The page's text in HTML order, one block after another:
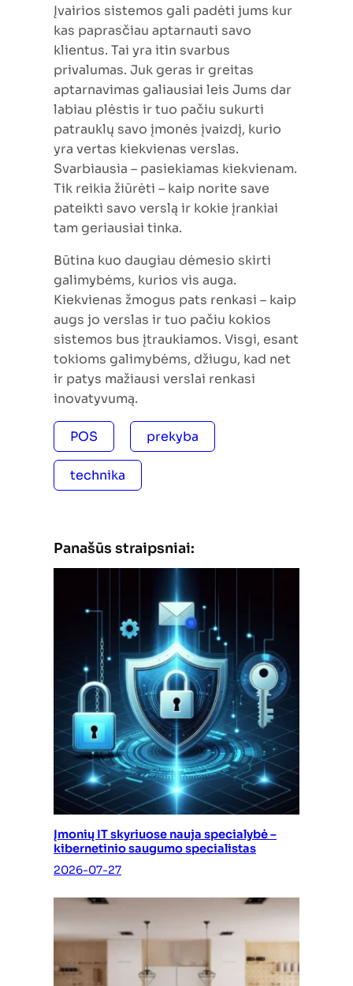
Įvairios sistemos gali padėti jums kur
kas paprasčiau aptarnauti savo
klientus. Tai yra itin svarbus
privalumas. Juk geras ir greitas
aptarnavimas galiausiai leis Jums dar
labiau plėstis ir tuo pačiu sukurti
patrauklų savo įmonės įvaizdį, kurio
yra vertas kiekvienas verslas.
Svarbiausia – pasiekiamas kiekvienam.
Tik reikia žiūrėti – kaip norite save
pateikti savo verslą ir kokie įrankiai
tam geriausiai tinka.
Būtina kuo daugiau dėmesio skirti
galimybėms, kurios vis auga.
Kiekvienas žmogus pats renkasi – kaip
augs jo verslas ir tuo pačiu kokios
sistemos bus įtraukiamos. Visgi, esant
tokioms galimybėms, džiugu, kad net
ir patys mažiausi verslai renkasi
inovatyvumą.
POS prekyba
technika
Panašūs straipsniai:
Įmonių IT skyriuose nauja specialybė –
kibernetinio saugumo specialistas
2026-07-27